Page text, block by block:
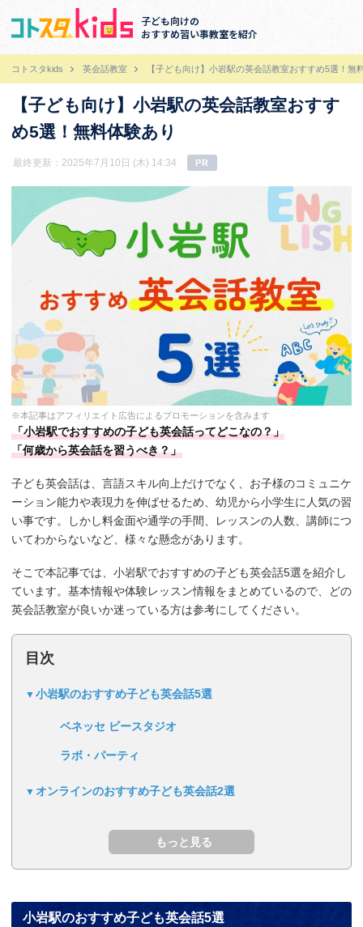
子ども向けの
おすすめ習い事教室を紹介
コトスタkids 英会話教室 【子ども向け】小岩駅の英会話教室おすすめ5選！無
【子ども向け】小岩駅の英会話教室おすす
め5選！無料体験あり
最終更新：2025年7月10日 (木) 14:34 PR
※本記事はアフィリエイト広告によるプロモーションを含みます
「小岩駅でおすすめの子ども英会話ってどこなの？」
「何歳から英会話を習うべき？」
子ども英会話は、言語スキル向上だけでなく、お子様のコミュニケ
ーション能力や表現力を伸ばせるため、幼児から小学生に人気の習
い事です。しかし料金面や通学の手間、レッスンの人数、講師につ
いてわからないなど、様々な懸念があります。
そこで本記事では、小岩駅でおすすめの子ども英会話5選を紹介し
ています。基本情報や体験レッスン情報をまとめているので、どの
英会話教室が良いか迷っている方は参考にしてください。
目次
小岩駅のおすすめ子ども英会話5選
ベネッセ ビースタジオ
ラボ・パーティ
オンラインのおすすめ子ども英会話2選
小岩駅のおすすめ子ども英会話5選